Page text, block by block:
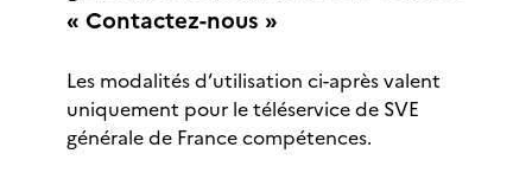
« Contactez-nous »
Les modalités d’utilisation ci-après valent
uniquement pour le téléservice de SVE
générale de France compétences.